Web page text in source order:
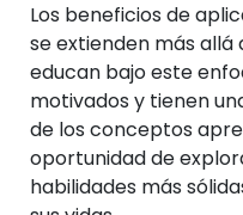
Los beneficios de
se extienden más allá
educan bajo este
motivados y tienen
de los conceptos
oportunidad de
habilidades más